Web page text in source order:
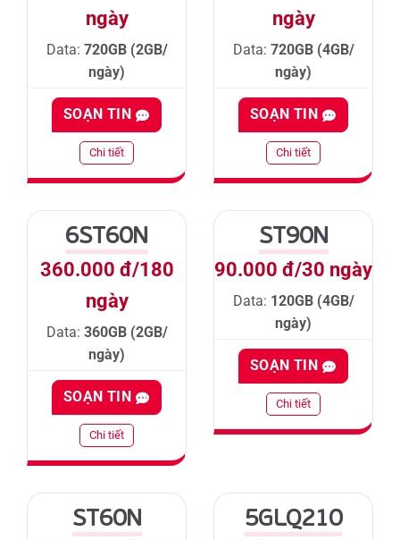
ngày
Data: 720GB (2GB/
ngày)
SOẠN TIN
Chi tiết
ngày
Data: 720GB (4GB/
ngày)
SOẠN TIN
Chi tiết
6ST60N
360.000 đ/180
ngày
Data: 360GB (2GB/
ngày)
SOẠN TIN
Chi tiết
ST90N
90.000 đ/30 ngày
Data: 120GB (4GB/
ngày)
SOẠN TIN
Chi tiết
ST60N 5GLQ210